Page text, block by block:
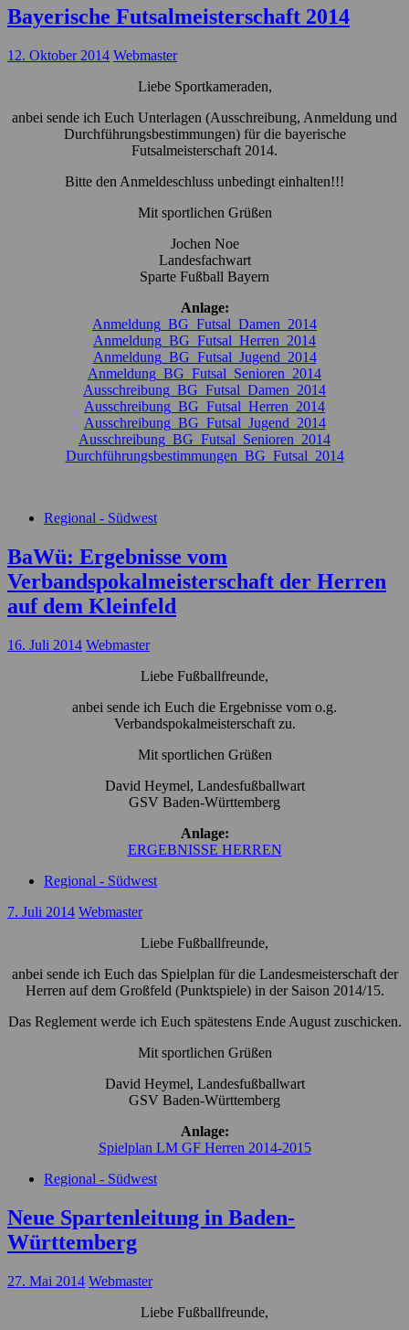
Bayerische Futsalmeisterschaft 2014
12. Oktober 2014 Webmaster
Liebe Sportkameraden,
anbei sende ich Euch Unterlagen (Ausschreibung, Anmeldung und
Durchführungsbestimmungen) für die bayerische
Futsalmeisterschaft 2014.
Bitte den Anmeldeschluss unbedingt einhalten!!!
Mit sportlichen Grüßen
Jochen Noe
Landesfachwart
Sparte Fußball Bayern
Anlage:
Anmeldung_BG_Futsal_Damen_2014
Anmeldung_BG_Futsal_Herren_2014
Anmeldung_BG_Futsal_Jugend_2014
Anmeldung_BG_Futsal_Senioren_2014
Ausschreibung_BG_Futsal_Damen_2014
Ausschreibung_BG_Futsal_Herren_2014
Ausschreibung_BG_Futsal_Jugend_2014
Ausschreibung_BG_Futsal_Senioren_2014
Durchführungsbestimmungen_BG_Futsal_2014
Regional - Südwest
BaWü: Ergebnisse vom
Verbandspokalmeisterschaft der Herren
auf dem Kleinfeld
16. Juli 2014 Webmaster
Liebe Fußballfreunde,
anbei sende ich Euch die Ergebnisse vom o.g.
Verbandspokalmeisterschaft zu.
Mit sportlichen Grüßen
David Heymel, Landesfußballwart
GSV Baden-Württemberg
Anlage:
ERGEBNISSE HERREN
Regional - Südwest
7. Juli 2014 Webmaster
Liebe Fußballfreunde,
anbei sende ich Euch das Spielplan für die Landesmeisterschaft der
Herren auf dem Großfeld (Punktspiele) in der Saison 2014/15.
Das Reglement werde ich Euch spätestens Ende August zuschicken.
Mit sportlichen Grüßen
David Heymel, Landesfußballwart
GSV Baden-Württemberg
Anlage:
Spielplan LM GF Herren 2014-2015
Regional - Südwest
Neue Spartenleitung in Baden-
Württemberg
27. Mai 2014 Webmaster
Liebe Fußballfreunde,